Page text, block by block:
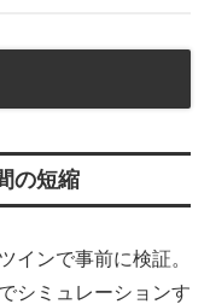
の短縮
インで事前に検証。
シミュレーションす